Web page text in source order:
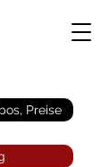
Preise